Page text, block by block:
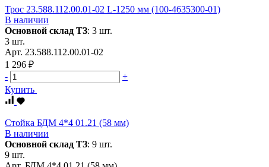
Трос 23.588.112.00.01-02 L-1250 мм (100-4635300-01)
В наличии
Основной склад ТЗ: 3 шт.
3 шт.
Арт. 23.588.112.00.01-02
1 296 ₽
-
+
Купить
Стойка БДМ 4*4 01.21 (58 мм)
В наличии
Основной склад ТЗ: 9 шт.
9 шт.